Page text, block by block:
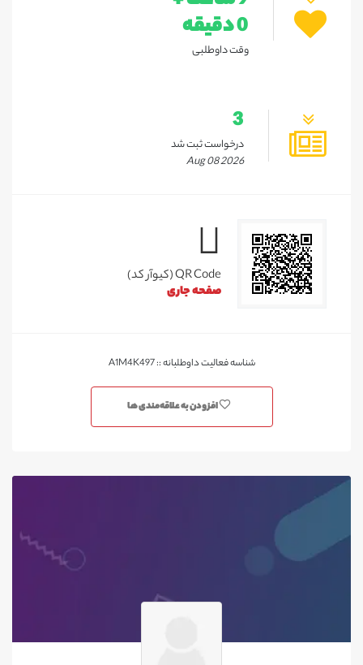
0 دقیقه
وقت داوطلبی
3
درخواست ثبت شد
Aug 08 2026
QR Code (کیوآر کد)
صفحه جاری
شناسه فعالیت داوطلبانه :: A1M4K497
افزودن به علاقه‌مندی ها